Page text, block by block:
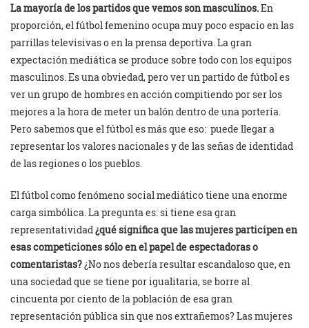
La mayoría de los partidos que vemos son masculinos.En
proporción, el fútbol femenino ocupa muy poco espacio en las
parrillas televisivas o en la prensa deportiva. La gran
expectación mediática se produce sobre todo con los equipos
masculinos. Es una obviedad, pero ver un partido de fútbol es
ver un grupo de hombres en acción compitiendo por ser los
mejores a la hora de meter un balón dentro de una portería.
Pero sabemos que el fútbol es más que eso: puede llegar a
representar los valores nacionales y de las señas de identidad
de las regiones o los pueblos.
El fútbol como fenómeno social mediático tiene una enorme
carga simbólica. La pregunta es: si tiene esa gran
representatividad¿qué significa que las mujeres participen en
esas competiciones sólo en el papel de espectadoras o
comentaristas?¿No nos debería resultar escandaloso que, en
una sociedad que se tiene por igualitaria, se borre al
cincuenta por ciento de la población de esa gran
representación pública sin que nos extrañemos? Las mujeres